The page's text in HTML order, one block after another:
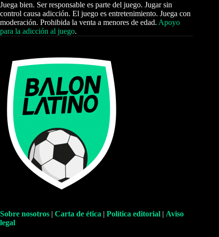
Juega bien. Ser responsable es parte del juego. Jugar sin
control causa adicción. El juego es entretenimiento. Juega con
moderación. Prohibida la venta a menores de edad. Apoyo
para la adicción al juego.
Sobre nosotros | Carta de ética | Política editorial | Aviso
legal